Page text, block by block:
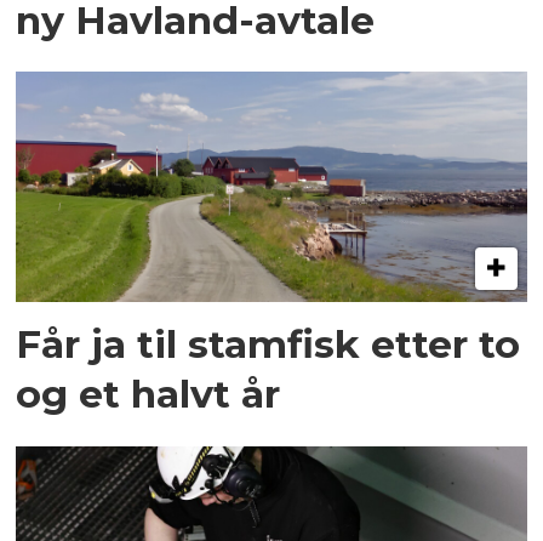
ny Havland-avtale
Får ja til stamfisk etter to
og et halvt år